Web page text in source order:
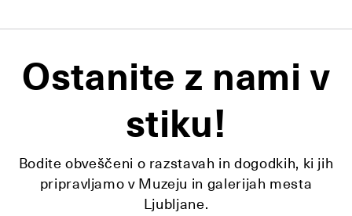
Ostanite z nami v
stiku!
Bodite obveščeni o razstavah in dogodkih, ki jih
pripravljamo v Muzeju in galerijah mesta
Ljubljane.